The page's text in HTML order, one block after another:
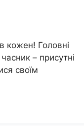
кожен! Головні
– присутні
своїм